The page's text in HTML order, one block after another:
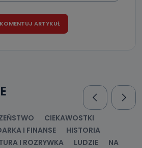
Państwa danych osobowych to
od Państwa (lub
imieniu) lub dane osobowe,
się z inspektorem
telefonu 62 735-51-05 lub
poczta@tvproart.pl
CIEKAWOSTKI
I FINANSE
HISTORIA
I ROZRYWKA LUDZIE
NA